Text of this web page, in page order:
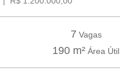
7 Vagas
190 m² Área Útil